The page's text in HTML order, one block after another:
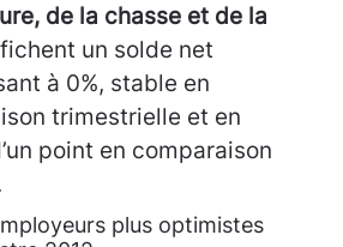
de la chasse et de la
un solde net
à 0%, stable en
trimestrielle et en
point en comparaison
plus optimistes